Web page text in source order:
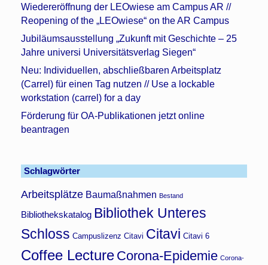
Wiedereröffnung der LEOwiese am Campus AR //
Reopening of the „LEOwiese“ on the AR Campus
Jubiläumsausstellung „Zukunft mit Geschichte – 25
Jahre universi Universitätsverlag Siegen“
Neu: Individuellen, abschließbaren Arbeitsplatz
(Carrel) für einen Tag nutzen // Use a lockable
workstation (carrel) for a day
Förderung für OA-Publikationen jetzt online
beantragen
Schlagwörter
Arbeitsplätze Baumaßnahmen Bestand
Bibliothekskatalog Bibliothek Unteres
Schloss Campuslizenz Citavi Citavi Citavi 6
Coffee Lecture Corona-Epidemie Corona-